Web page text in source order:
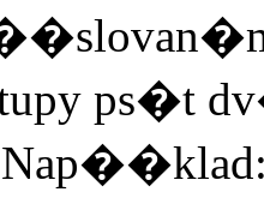
ps�t